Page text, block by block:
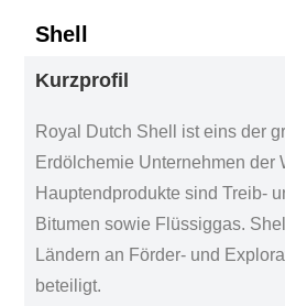
Shell
Kurzprofil
Royal Dutch Shell ist eins der
Erdölchemie Unternehmen der
Hauptendprodukte sind Treib-
Bitumen sowie Flüssiggas.
Ländern an Förder- und
beteiligt.